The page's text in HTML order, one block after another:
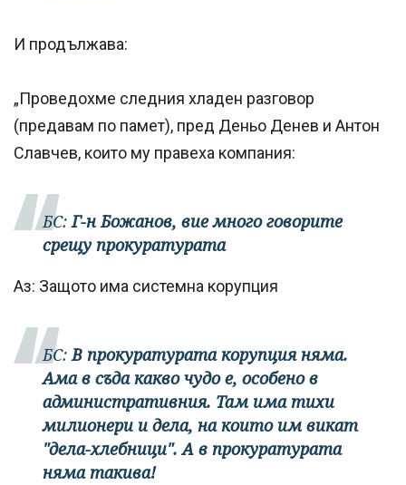
И продължава:
„Проведохме следния хладен разговор
(предавам по памет), пред Деньо Денев и Антон
Славчев, които му правеха компания:
БС:Г-н Божанов, вие много говорите
срещу прокуратурата
Аз: Защото има системна корупция
БС:В прокуратурата корупция няма.
Ама в съда какво чудо е, особено в
административния. Там има тихи
милионери и дела, на които им викат
"дела-хлебници". А в прокуратурата
няма такива!